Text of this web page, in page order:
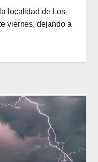
localidad de Los
viernes, dejando a